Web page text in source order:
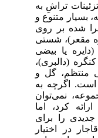
به
و
روی
شستی
بیضی
گل و
به
اما
برای